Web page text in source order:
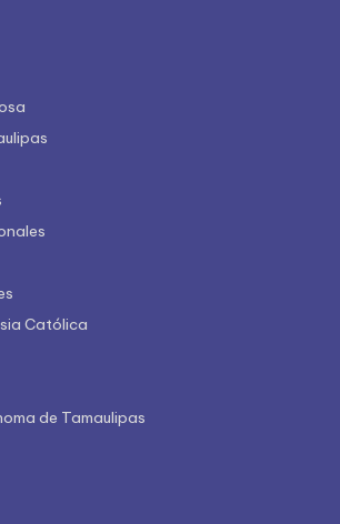
Católica
de Tamaulipas